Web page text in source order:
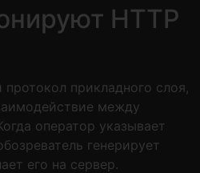
HTTP
прикладного слоя,
между
оператор указывает
генерирует
его на сервер.